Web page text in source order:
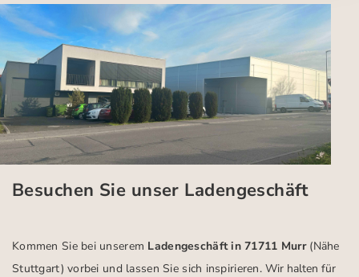
Besuchen Sie unser Ladengeschäft
Kommen Sie bei unserem Ladengeschäft in 71711 Murr (Nähe
Stuttgart) vorbei und lassen Sie sich inspirieren.Wir halten für